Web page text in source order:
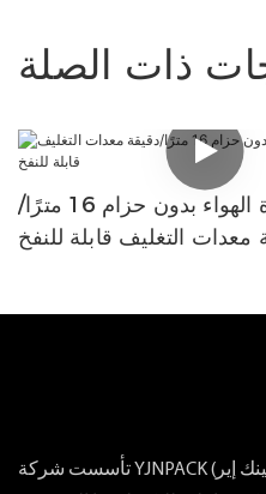
ذات الصلة
آلة وسادة الهواء بدون حزام 16 مترًا/
معدات التغليف قابلة للنفخ
تأسست شركة YJNPACK (شركة شيامن لينك إير